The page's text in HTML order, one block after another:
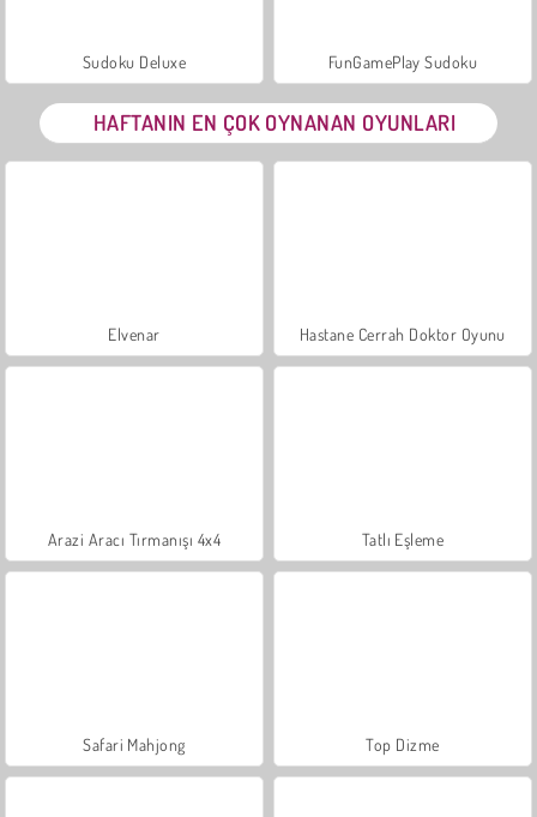
Sudoku Deluxe FunGamePlay Sudoku
HAFTANIN EN ÇOK OYNANAN OYUNLARI
Elvenar Hastane Cerrah Doktor Oyunu
Arazi Aracı Tırmanışı 4x4 Tatlı Eşleme
Safari Mahjong Top Dizme